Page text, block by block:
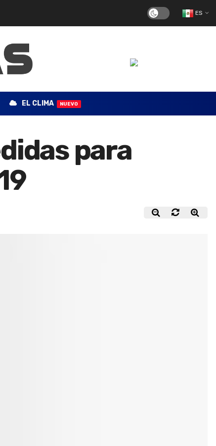
ES
EL CLIMA NUEVO
para